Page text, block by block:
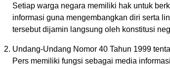
Setiap warga negara memiliki hak untuk
informasi guna mengembangkan diri serta
tersebut dijamin langsung oleh konstitusi
Undang-Undang Nomor 40 Tahun 1999
Pers memiliki fungsi sebagai media